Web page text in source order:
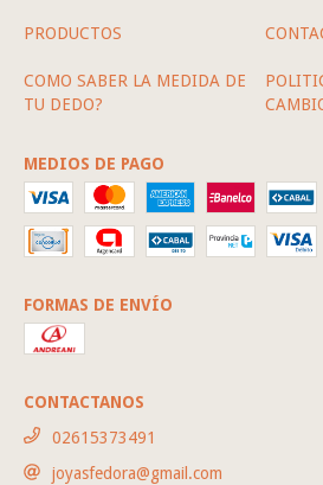
PRODUCTOS
COMO SABER LA MEDIDA DE
TU DEDO?
MEDIOS DE PAGO
FORMAS DE ENVÍO
CONTACTANOS
02615373491
joyasfedora@gmail.com